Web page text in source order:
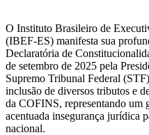
O Instituto Brasileiro de
(IBEF-ES) manifesta sua
Declaratória de
de setembro de 2025 pela
Supremo Tribunal Federal
inclusão de diversos tributos e
da COFINS, representando um
acentuada insegurança jurídica
nacional.